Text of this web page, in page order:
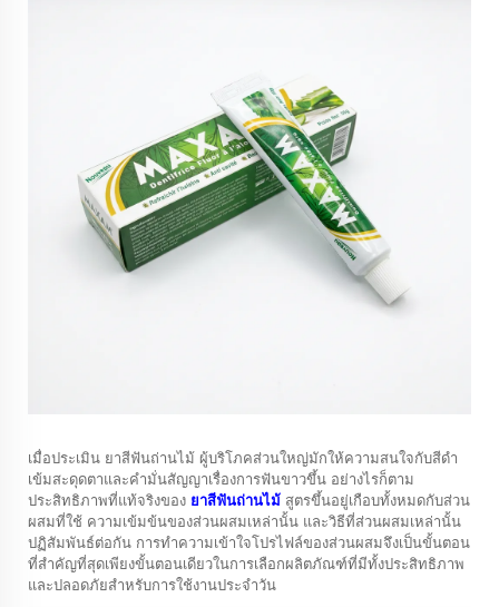
เมื่อประเมิน ยาสีฟันถ่านไม้ ผู้บริโภคส่วนใหญ่มักให้ความสนใจกับสีดำ
เข้มสะดุดตาและคำมั่นสัญญาเรื่องการฟันขาวขึ้น อย่างไรก็ตาม
ประสิทธิภาพที่แท้จริงของ ยาสีฟันถ่านไม้ สูตรขึ้นอยู่เกือบทั้งหมดกับส่วน
ผสมที่ใช้ ความเข้มข้นของส่วนผสมเหล่านั้น และวิธีที่ส่วนผสมเหล่านั้น
ปฏิสัมพันธ์ต่อกัน การทำความเข้าใจโปรไฟล์ของส่วนผสมจึงเป็นขั้นตอน
ที่สำคัญที่สุดเพียงขั้นตอนเดียวในการเลือกผลิตภัณฑ์ที่มีทั้งประสิทธิภาพ
และปลอดภัยสำหรับการใช้งานประจำวัน